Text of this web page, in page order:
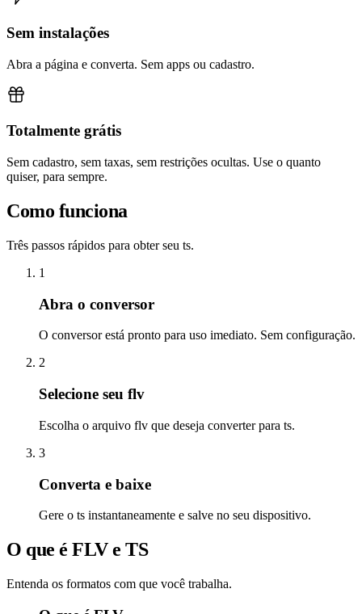
Sem instalações
Abra a página e converta. Sem apps ou cadastro.
Totalmente grátis
Sem cadastro, sem taxas, sem restrições ocultas. Use o quanto
quiser, para sempre.
Como funciona
Três passos rápidos para obter seu ts.
1
Abra o conversor
O conversor está pronto para uso imediato. Sem configuração.
2
Selecione seu flv
Escolha o arquivo flv que deseja converter para ts.
3
Converta e baixe
Gere o ts instantaneamente e salve no seu dispositivo.
O que é FLV e TS
Entenda os formatos com que você trabalha.